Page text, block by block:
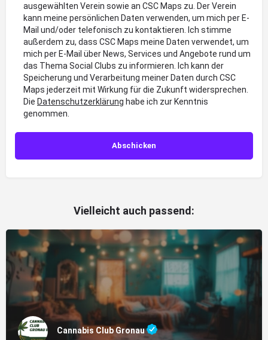
ausgewählten Verein sowie an CSC Maps zu. Der Verein
kann meine persönlichen Daten verwenden, um mich per E-
Mail und/oder telefonisch zu kontaktieren. Ich stimme
außerdem zu, dass CSC Maps meine Daten verwendet, um
mich per E-Mail über News, Services und Angebote rund um
das Thema Social Clubs zu informieren. Ich kann der
Speicherung und Verarbeitung meiner Daten durch CSC
Maps jederzeit mit Wirkung für die Zukunft widersprechen.
Die Datenschutzerklärung habe ich zur Kenntnis
genommen.
Vielleicht auch passend:
Cannabis Club Gronau